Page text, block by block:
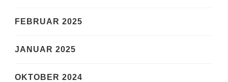
FEBRUAR 2025
JANUAR 2025
OKTOBER 2024